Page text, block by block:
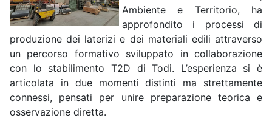
Ambiente e Territorio, ha
approfondito i processi di
produzione dei laterizi e dei materiali edili attraverso
un percorso formativo sviluppato in collaborazione
con lo stabilimento T2D di Todi. L’esperienza si è
articolata in due momenti distinti ma strettamente
connessi, pensati per unire preparazione teorica e
osservazione diretta.